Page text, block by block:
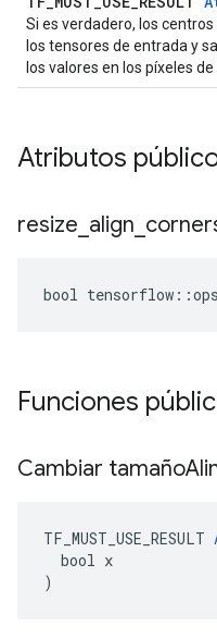
Si es verdadero, los
los tensores de entrada y
los valores en los píxeles de
Atributos
resize align
bool
Funciones
Cambiar tamaño
TF_MUST_USE_RESULT
  bool x
)